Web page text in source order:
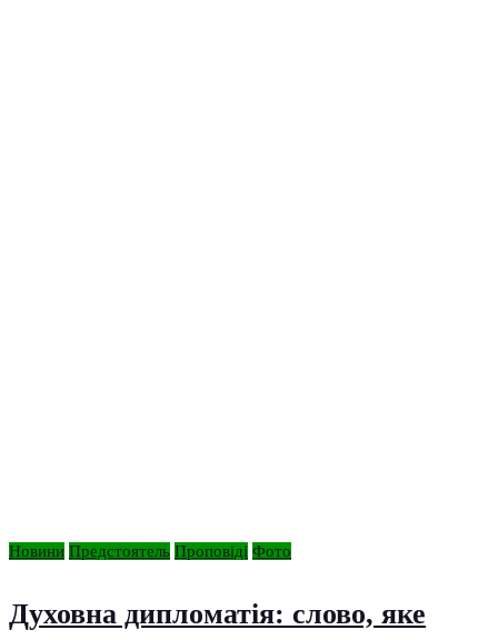
Новини Предстоятель Проповіді Фото
Духовна дипломатія: слово, яке